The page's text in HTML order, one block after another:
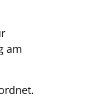
am